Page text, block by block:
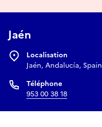
Jaén
Localisation
Jaén, Andalucía, Spain
Téléphone
953 00 38 18